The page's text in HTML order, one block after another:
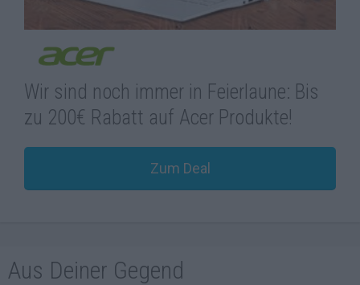
Wir sind noch immer in Feierlaune: Bis
zu 200€ Rabatt auf Acer Produkte!
Zum Deal
Aus Deiner Gegend